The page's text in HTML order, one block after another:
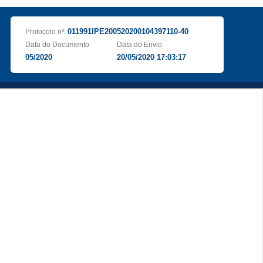
Protocolo nº: 011991IPE200520200104397110-40
Data do Documento
05/2020
Data do Envio
20/05/2020 17:03:17